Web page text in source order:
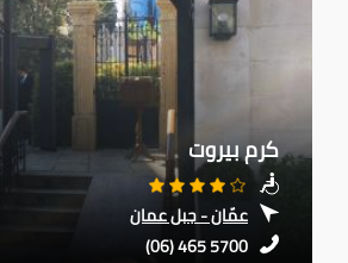
كرم بيروت
عمّان - جبل عمان
(06) 465 5700